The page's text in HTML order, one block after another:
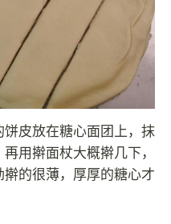
皮放在糖心面团上，抹
用擀面杖大概擀几下，
的很薄，厚厚的糖心才